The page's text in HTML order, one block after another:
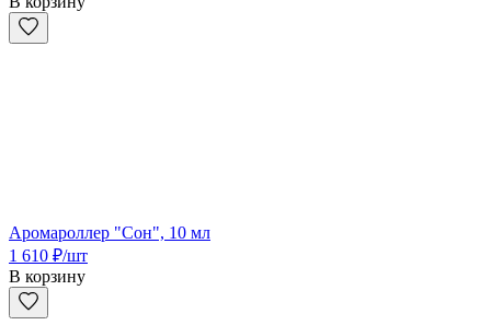
Аромароллер "Сон", 10 мл
1 610 ₽/шт
В корзину